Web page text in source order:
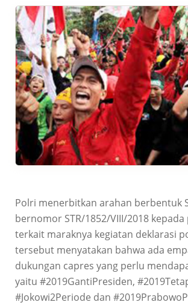
Polri menerbitkan arahan berbentuk
bernomor STR/1852/VIII/2018
terkait maraknya kegiatan deklarasi
tersebut menyatakan bahwa ada
dukungan capres yang perlu
yaitu #2019GantiPresiden,
#Jokowi2Periode dan